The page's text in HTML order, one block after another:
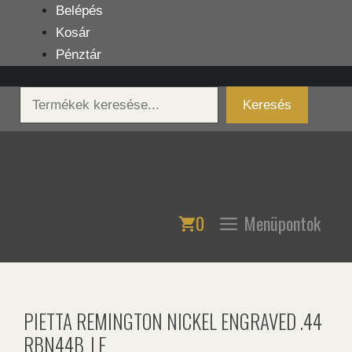
tartalomba
Belépés
Kosár
Pénztár
Keresés
Keresés
0 Menüpontok
PIETTA REMINGTON NICKEL ENGRAVED .44
RBN44B_LE